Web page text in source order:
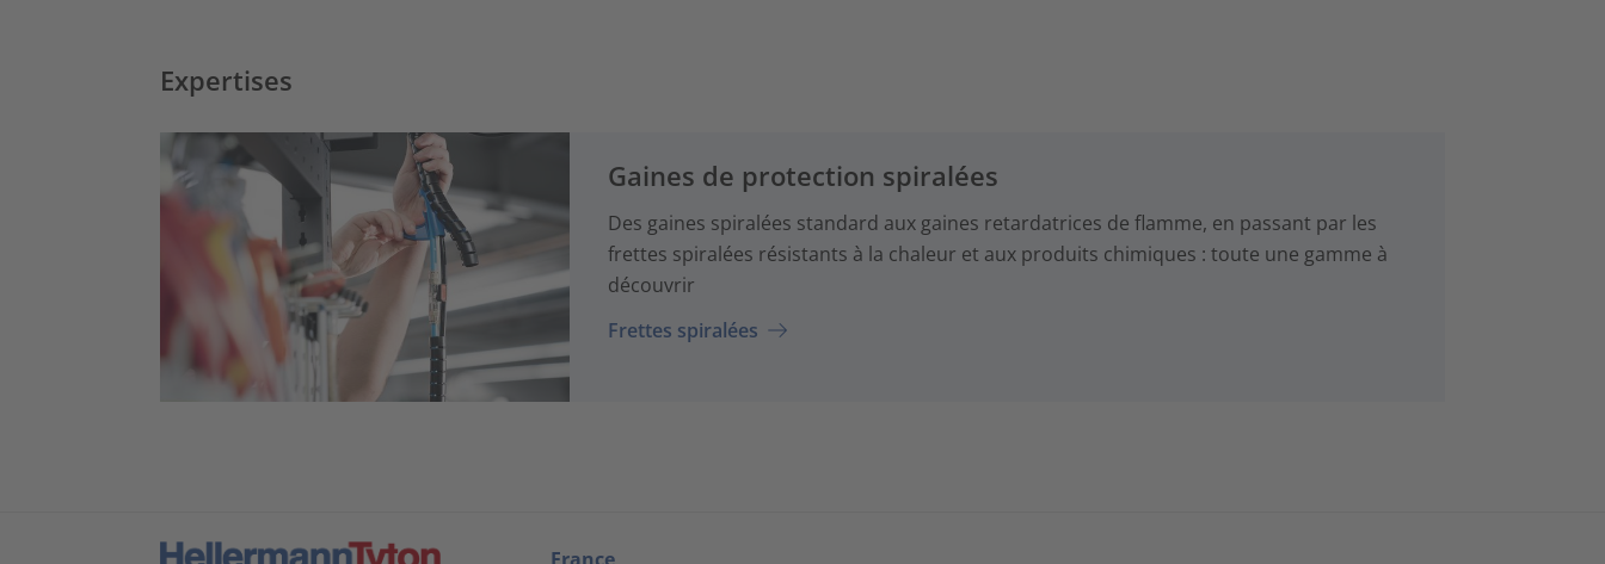
Expertises
Gaines de protection spiralées
Des gaines spiralées standard aux gaines retardatrices de flamme, en passant par les
frettes spiralées résistants à la chaleur et aux produits chimiques : toute une gamme à
découvrir
Frettes spiralées